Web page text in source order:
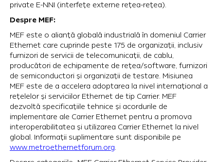
private E-NNI (interfețe externe rețea-rețea).
Despre MEF:
MEF este o alianță globală industrială în domeniul Carrier
Ethernet care cuprinde peste 175 de organizații, inclusiv
furnizori de servicii de telecomunicații, de cablu,
producători de echipamente de rețea/software, furnizori
de semiconductori și organizații de testare. Misiunea
MEF este de a accelera adoptarea la nivel internațional a
rețelelor și serviciilor Ethernet de tip Carrier. MEF
dezvoltă specificațiile tehnice și acordurile de
implementare ale Carrier Ethernet pentru a promova
interoperabilitatea și utilizarea Carrier Ethernet la nivel
global. Informații suplimentare sunt disponibile pe
www.metroethernetforum.org.